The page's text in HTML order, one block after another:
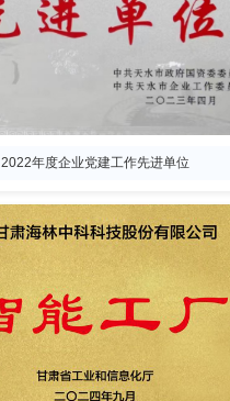
2022年度企业党建工作先进单位